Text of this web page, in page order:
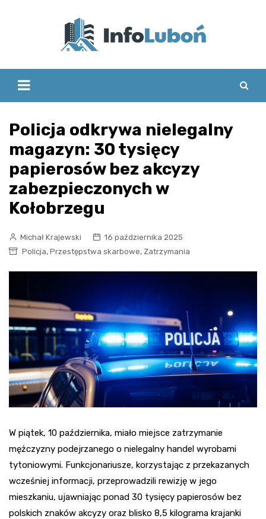
Policja odkrywa nielegalny
magazyn: 30 tysięcy
papierosów bez akcyzy
zabezpieczonych w
Kołobrzegu
Michał Krajewski
16 października 2025
Policja, Przestępstwa skarbowe, Zatrzymania
W piątek, 10 października, miało miejsce zatrzymanie
mężczyzny podejrzanego o nielegalny handel wyrobami
tytoniowymi. Funkcjonariusze, korzystając z przekazanych
wcześniej informacji, przeprowadzili rewizję w jego
mieszkaniu, ujawniając ponad 30 tysięcy papierosów bez
polskich znaków akcyzy oraz blisko 8,5 kilograma krajanki